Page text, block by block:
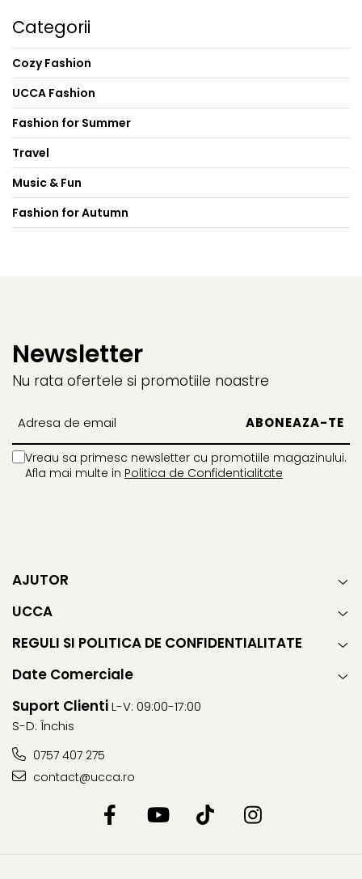
Categorii
Cozy Fashion
UCCA Fashion
Fashion for Summer
Travel
Music & Fun
Fashion for Autumn
Newsletter
Nu rata ofertele si promotiile noastre
Vreau sa primesc newsletter cu promotiile magazinului.
Afla mai multe in Politica de Confidentialitate
AJUTOR
UCCA
REGULI SI POLITICA DE CONFIDENTIALITATE
Date Comerciale
Suport ClientiL-V: 09:00-17:00
S-D: Închis
0757 407 275
contact@ucca.ro